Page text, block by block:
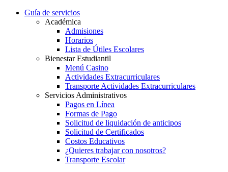
Guía de servicios
Académica
Admisiones
Horarios
Lista de Útiles Escolares
Bienestar Estudiantil
Menú Casino
Actividades Extracurriculares
Transporte Actividades Extracurriculares
Servicios Administrativos
Pagos en Línea
Formas de Pago
Solicitud de liquidación de anticipos
Solicitud de Certificados
Costos Educativos
¿Quieres trabajar con nosotros?
Transporte Escolar